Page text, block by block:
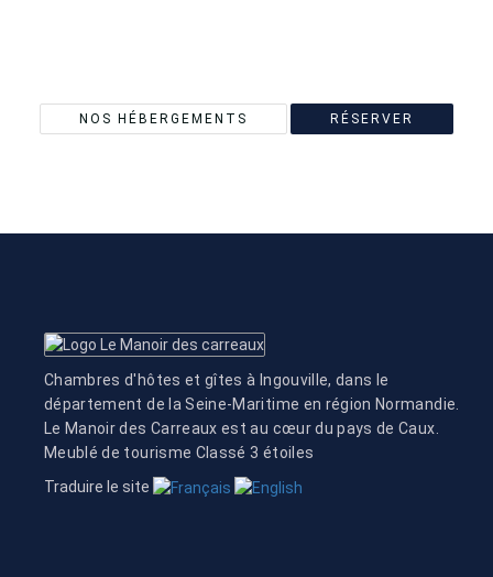
MANOIR DES CARREAUX
MANOIR DES CARREAUX
NOS HÉBERGEMENTS
RÉSERVER
Chambres d'hôtes et gîtes à Ingouville, dans le
département de la Seine-Maritime en région Normandie.
Le Manoir des Carreaux est au cœur du pays de Caux.
Meublé de tourisme Classé 3 étoiles
Traduire le site